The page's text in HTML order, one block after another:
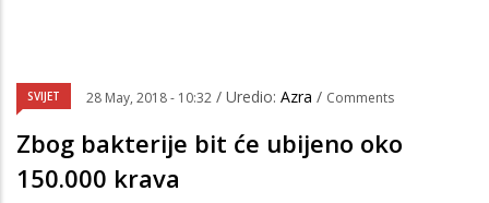
SVIJET 28 May, 2018 - 10:32 / Uredio: Azra / Comments
Zbog bakterije bit će ubijeno oko
150.000 krava